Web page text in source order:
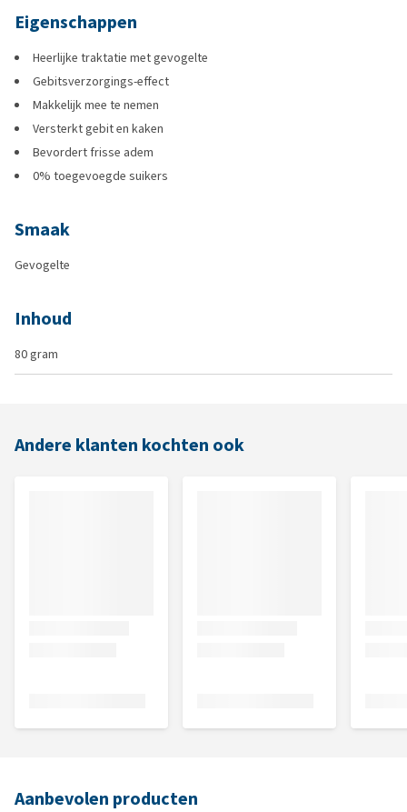
Eigenschappen
Heerlijke traktatie met gevogelte
Gebitsverzorgings-effect
Makkelijk mee te nemen
Versterkt gebit en kaken
Bevordert frisse adem
0% toegevoegde suikers
Smaak
Gevogelte
Inhoud
80 gram
Andere klanten kochten ook
Aanbevolen producten